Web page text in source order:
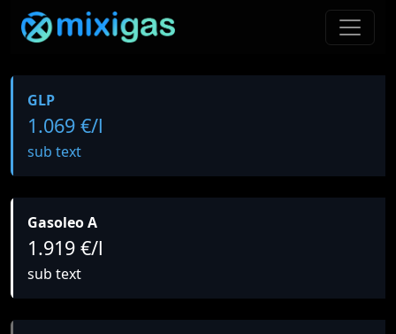
GLP
1.069 €/l
sub text
Gasoleo A
1.919 €/l
sub text